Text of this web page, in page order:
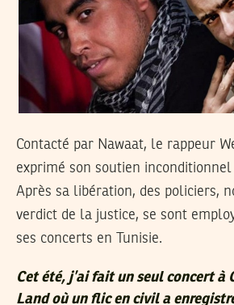
Contacté par Nawaat, le rappeur
exprimé son soutien inconditionnel
Après sa libération, des policiers,
verdict de la justice, se sont
ses concerts en Tunisie.
Cet été, j’ai fait un seul concert à
Land où un flic en civil a